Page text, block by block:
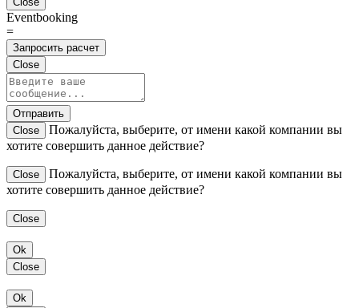
Eventbooking
=
Запросить расчет
Close
Отправить
Close
Пожалуйста, выберите, от имени какой компании вы
хотите совершить данное действие?
Close
Пожалуйста, выберите, от имени какой компании вы
хотите совершить данное действие?
Close
Ok
Close
Ok